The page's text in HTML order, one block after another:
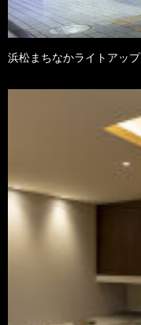
浜松まちなかライトアップ